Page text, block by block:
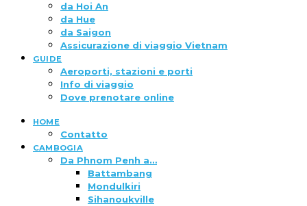
da Hoi An
da Hue
da Saigon
Assicurazione di viaggio Vietnam
GUIDE
Aeroporti, stazioni e porti
Info di viaggio
Dove prenotare online
HOME
Contatto
CAMBOGIA
Da Phnom Penh a…
Battambang
Mondulkiri
Sihanoukville